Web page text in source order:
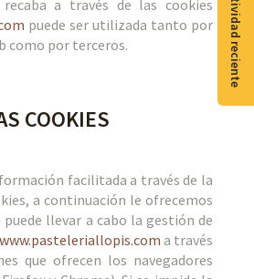
a través de las cookies
puede ser utilizada tanto por
como por terceros.
COOKIES
facilitada a través de la
a continuación le ofrecemos
llevar a cabo la gestión de
www.pasteleriallopis.com a través
que ofrecen los navegadores
Actividad reciente